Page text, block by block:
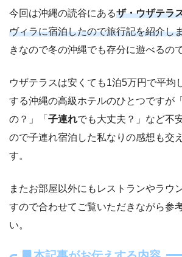
今回は沖縄の読谷にあるザ・ウザテラ
ヴィラに宿泊したので旅行記を紹介し
きなので冬の沖縄でも存分に遊べるの
ウザテラスは安くても1泊5万円で平均
する沖縄の高級ホテルのひとつですが
の？」「 子連れでも大丈夫？」など不
ので子連れ宿泊した私なりの感想も交
す。
またお部屋以外にもレストランやラウ
すので合わせてご覧いただきながら参
い。